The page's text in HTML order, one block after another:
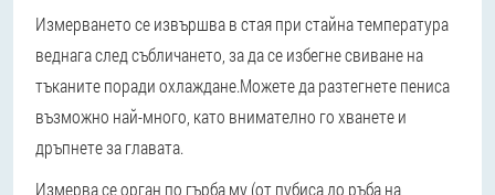
Измерването се извършва в стая при стайна температура
веднага след събличането, за да се избегне свиване на
тъканите поради охлаждане.Можете да разтегнете пениса
възможно най-много, като внимателно го хванете и
дръпнете за главата.
Измерва се орган по гърба му (от пубиса до ръба на